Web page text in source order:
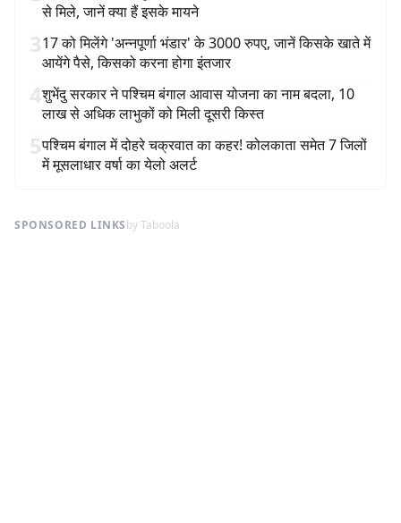
से मिले, जानें क्या हैं इसके मायने
317 को मिलेंगे 'अन्नपूर्णा भंडार' के 3000 रुपए, जानें किसके खाते में
आयेंगे पैसे, किसको करना होगा इंतजार
4शुभेंदु सरकार ने पश्चिम बंगाल आवास योजना का नाम बदला, 10
लाख से अधिक लाभुकों को मिली दूसरी किस्त
5पश्चिम बंगाल में दोहरे चक्रवात का कहर! कोलकाता समेत 7 जिलों
में मूसलाधार वर्षा का येलो अलर्ट
SPONSORED LINKSby Taboola